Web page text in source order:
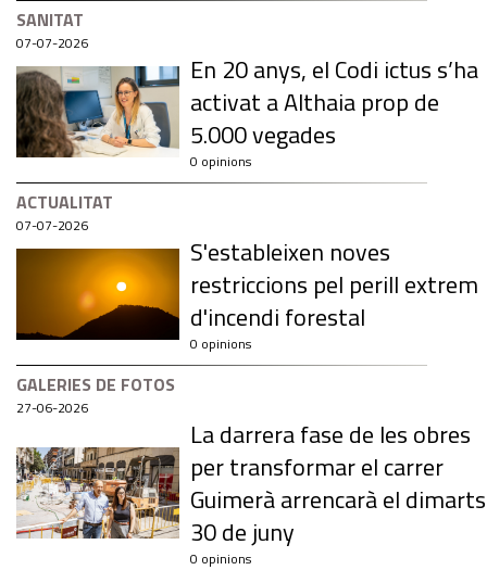
SANITAT
07-07-2026
En 20 anys, el Codi ictus s’ha
activat a Althaia prop de
5.000 vegades
0 opinions
ACTUALITAT
07-07-2026
S'estableixen noves
restriccions pel perill extrem
d'incendi forestal
0 opinions
GALERIES DE FOTOS
27-06-2026
La darrera fase de les obres
per transformar el carrer
Guimerà arrencarà el dimarts
30 de juny
0 opinions